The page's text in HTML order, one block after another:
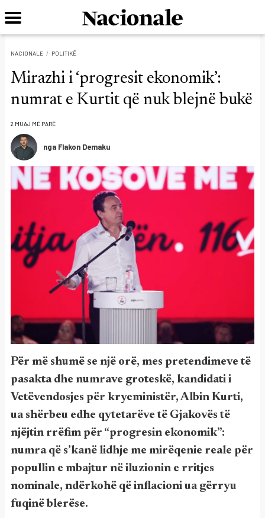
NACIONALE POLITIKË
Mirazhi i ‘progresit ekonomik’:
numrat e Kurtit që nuk blejnë bukë
2 MUAJ MË PARË
nga Flakon Demaku
Për më shumë se një orë, mes pretendimeve të
pasakta dhe numrave groteskë, kandidati i
Vetëvendosjes për kryeministër, Albin Kurti,
ua shërbeu edhe qytetarëve të Gjakovës të
njëjtin rrëfim për “progresin ekonomik”:
numra që s’kanë lidhje me mirëqenie reale për
popullin e mbajtur në iluzionin e rritjes
nominale, ndërkohë që inflacioni ua gërryu
fuqinë blerëse.